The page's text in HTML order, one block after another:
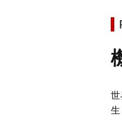
世
生